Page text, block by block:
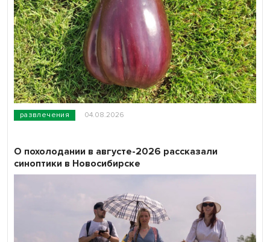
развлечения 04.08.2026
О похолодании в августе-2026 рассказали
синоптики в Новосибирске